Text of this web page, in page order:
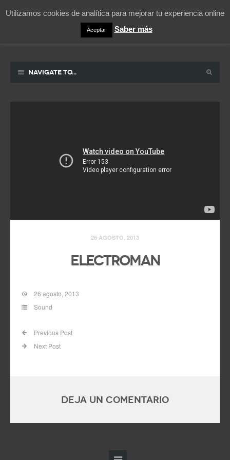
La vida contada en un sueño
Navigate to...
26 AGOSTO, 2013
Electroman
26 agosto, 2013
Sound
Previous Post
Next Post
Deja un comentario
Utilizamos cookies de analítica para mejorar tu experiencia online
Aceptar Saber más